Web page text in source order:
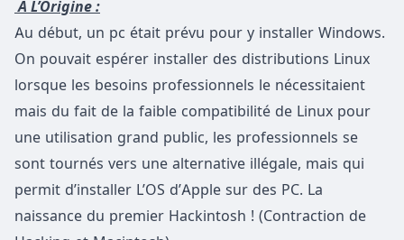
À L’Origine :
Au début, un pc était prévu pour y installer Windows.
On pouvait espérer installer des distributions Linux
lorsque les besoins professionnels le nécessitaient
mais du fait de la faible compatibilité de Linux pour
une utilisation grand public, les professionnels se
sont tournés vers une alternative illégale, mais qui
permit d’installer L’OS d’Apple sur des PC. La
naissance du premier Hackintosh ! (Contraction de